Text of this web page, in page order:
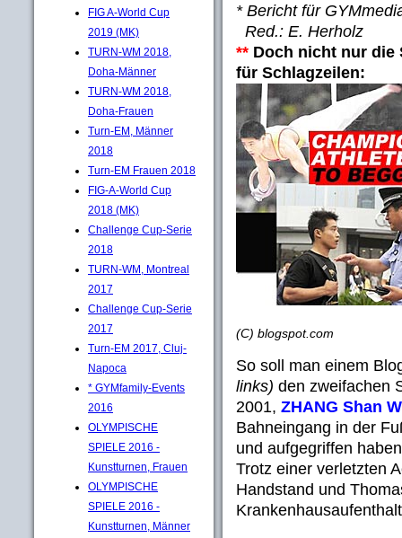
FIG A-World Cup
2019 (MK)
TURN-WM 2018,
Doha-Männer
TURN-WM 2018,
Doha-Frauen
Turn-EM, Männer
2018
Turn-EM Frauen 2018
FIG-A-World Cup
2018 (MK)
Challenge Cup-Serie
2018
TURN-WM, Montreal
2017
Challenge Cup-Serie
2017
Turn-EM 2017, Cluj-
Napoca
* GYMfamily-Events
2016
OLYMPISCHE
SPIELE 2016 -
Kunstturnen, Frauen
OLYMPISCHE
SPIELE 2016 -
Kunstturnen, Männer
* Bericht für
Red.: E. Herholz
** Doch nicht nur die
für Schlagzeilen:
(C) blogspot.com
So soll man einem
links) den zweifachen
2001, ZHANG Shan
Bahneingang in der
und aufgegriffen
Trotz einer verletzten
Handstand und